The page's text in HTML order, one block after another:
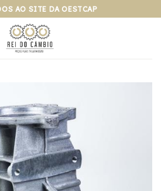
AO SITE DA OESTCAP